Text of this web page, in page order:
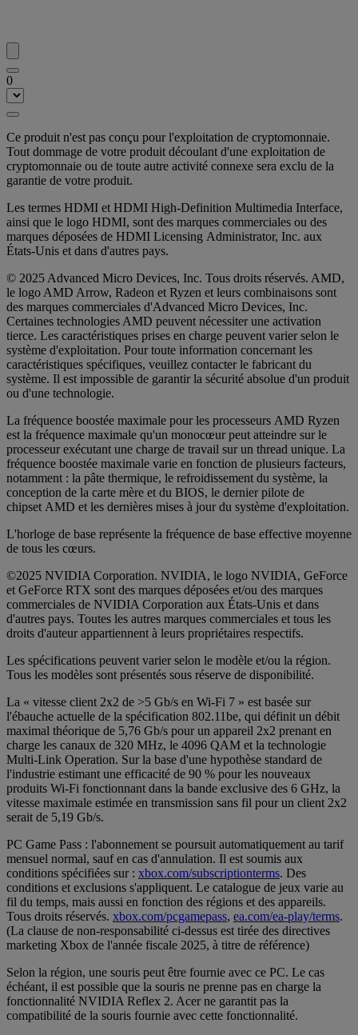
0
Ce produit n'est pas conçu pour l'exploitation de cryptomonnaie.
Tout dommage de votre produit découlant d'une exploitation de
cryptomonnaie ou de toute autre activité connexe sera exclu de la
garantie de votre produit.
Les termes HDMI et HDMI High-Definition Multimedia Interface,
ainsi que le logo HDMI, sont des marques commerciales ou des
marques déposées de HDMI Licensing Administrator, Inc. aux
États-Unis et dans d'autres pays.
© 2025 Advanced Micro Devices, Inc. Tous droits réservés. AMD,
le logo AMD Arrow, Radeon et Ryzen et leurs combinaisons sont
des marques commerciales d'Advanced Micro Devices, Inc.
Certaines technologies AMD peuvent nécessiter une activation
tierce. Les caractéristiques prises en charge peuvent varier selon le
système d'exploitation. Pour toute information concernant les
caractéristiques spécifiques, veuillez contacter le fabricant du
système. Il est impossible de garantir la sécurité absolue d'un produit
ou d'une technologie.
La fréquence boostée maximale pour les processeurs AMD Ryzen
est la fréquence maximale qu'un monocœur peut atteindre sur le
processeur exécutant une charge de travail sur un thread unique. La
fréquence boostée maximale varie en fonction de plusieurs facteurs,
notamment : la pâte thermique, le refroidissement du système, la
conception de la carte mère et du BIOS, le dernier pilote de
chipset AMD et les dernières mises à jour du système d'exploitation.
L'horloge de base représente la fréquence de base effective moyenne
de tous les cœurs.
©2025 NVIDIA Corporation. NVIDIA, le logo NVIDIA, GeForce
et GeForce RTX sont des marques déposées et/ou des marques
commerciales de NVIDIA Corporation aux États-Unis et dans
d'autres pays. Toutes les autres marques commerciales et tous les
droits d'auteur appartiennent à leurs propriétaires respectifs.
Les spécifications peuvent varier selon le modèle et/ou la région.
Tous les modèles sont présentés sous réserve de disponibilité.
La « vitesse client 2x2 de >5 Gb/s en Wi-Fi 7 » est basée sur
l'ébauche actuelle de la spécification 802.11be, qui définit un débit
maximal théorique de 5,76 Gb/s pour un appareil 2x2 prenant en
charge les canaux de 320 MHz, le 4096 QAM et la technologie
Multi-Link Operation. Sur la base d'une hypothèse standard de
l'industrie estimant une efficacité de 90 % pour les nouveaux
produits Wi-Fi fonctionnant dans la bande exclusive des 6 GHz, la
vitesse maximale estimée en transmission sans fil pour un client 2x2
serait de 5,19 Gb/s.
PC Game Pass : l'abonnement se poursuit automatiquement au tarif
mensuel normal, sauf en cas d'annulation. Il est soumis aux
conditions spécifiées sur : xbox.com/subscriptionterms. Des
conditions et exclusions s'appliquent. Le catalogue de jeux varie au
fil du temps, mais aussi en fonction des régions et des appareils.
Tous droits réservés. xbox.com/pcgamepass, ea.com/ea-play/terms.
(La clause de non-responsabilité ci-dessus est tirée des directives
marketing Xbox de l'année fiscale 2025, à titre de référence)
Selon la région, une souris peut être fournie avec ce PC. Le cas
échéant, il est possible que la souris ne prenne pas en charge la
fonctionnalité NVIDIA Reflex 2. Acer ne garantit pas la
compatibilité de la souris fournie avec cette fonctionnalité.